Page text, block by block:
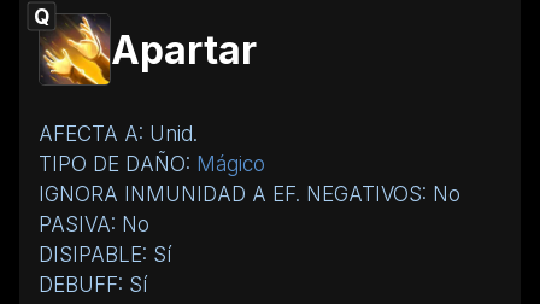
Q
Apartar
AFECTA A: Unid.
TIPO DE DAÑO: Mágico
IGNORA INMUNIDAD A EF. NEGATIVOS: No
PASIVA: No
DISIPABLE: Sí
DEBUFF: Sí